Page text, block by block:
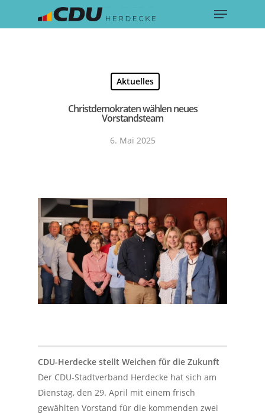
Menu
Aktuelles
Christdemokraten wählen neues
Vorstandsteam
6. Mai 2025
CDU-Herdecke stellt Weichen für die Zukunft
Der CDU-Stadtverband Herdecke hat sich am
Dienstag, den 29. April mit einem frisch
gewählten Vorstand für die kommenden zwei